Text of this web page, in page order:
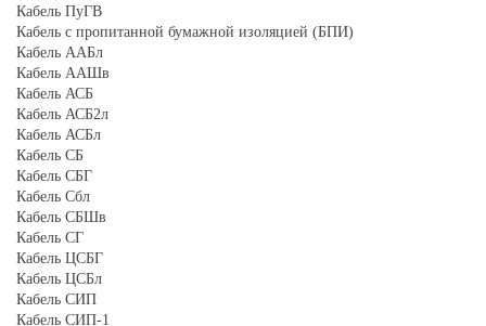
Кабель ПуГВ
Кабель с пропитанной бумажной изоляцией (БПИ)
Кабель ААБл
Кабель ААШв
Кабель АСБ
Кабель АСБ2л
Кабель АСБл
Кабель СБ
Кабель СБГ
Кабель Сбл
Кабель СБШв
Кабель СГ
Кабель ЦСБГ
Кабель ЦСБл
Кабель СИП
Кабель СИП-1